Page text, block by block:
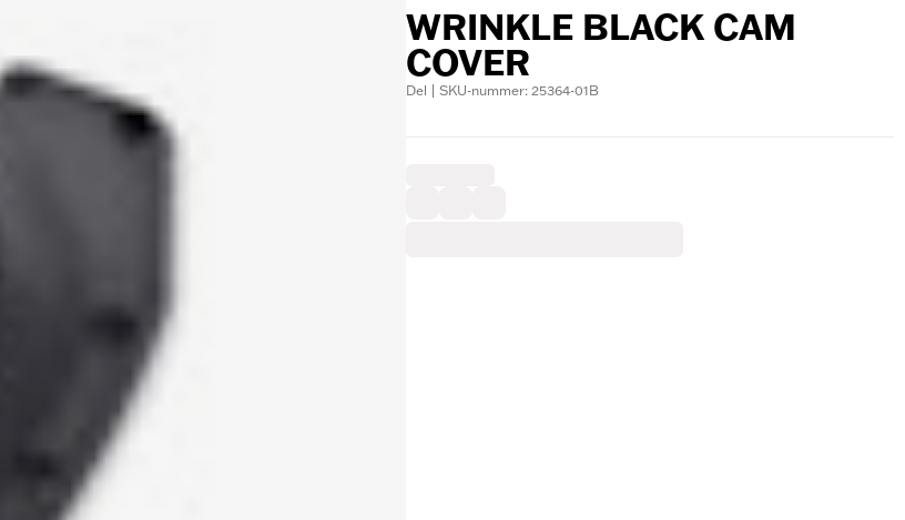
WRINKLE BLACK CAM
COVER
Del | SKU-nummer: 25364-01B